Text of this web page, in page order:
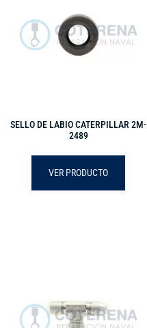
SELLO DE LABIO CATERPILLAR 2M-
2489
VER PRODUCTO